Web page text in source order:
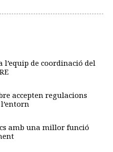
de coordinació del
accepten regulacions
amb una millor funció